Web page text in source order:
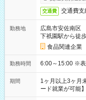
交通費 交通費支
勤務地
広島市安佐南区
下祇園駅から徒
食品関連企業
勤務時間 6:00
期間
1ヶ月以上3ヶ月
ード就業が可能